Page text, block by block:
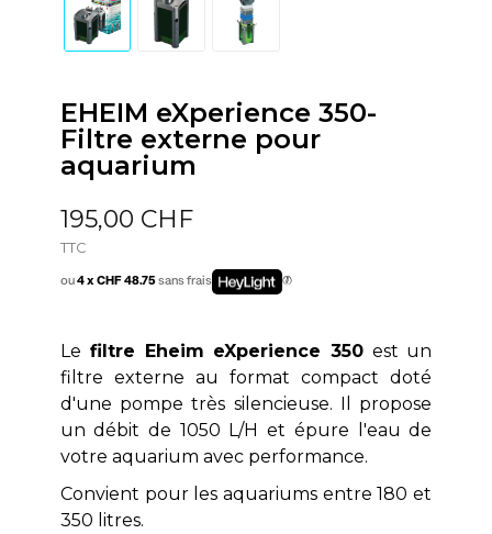
EHEIM eXperience 350-
Filtre externe pour
aquarium
195,00 CHF
TTC
ou4 x CHF 48.75sans frais
Le filtre Eheim eXperience 350 est un
filtre externe au format compact doté
d'une pompe très silencieuse. Il propose
un débit de 1050 L/H et épure l'eau de
votre aquarium avec performance.
Convient pour les aquariums entre 180 et
350 litres.